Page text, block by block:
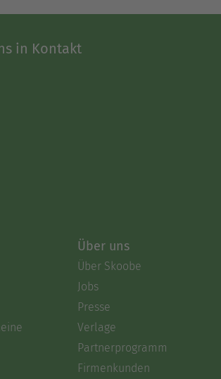
in Kontakt
Über uns
Über Skoobe
Jobs
Presse
Verlage
Partnerprogramm
Firmenkunden